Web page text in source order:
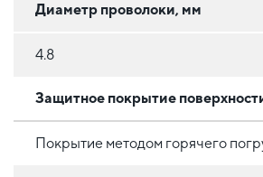
Диаметр проволоки, мм
4.8
Защитное покрытие
Покрытие методом горячего